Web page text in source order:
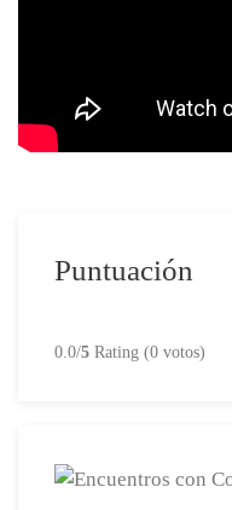
Puntuación
0.0/5 Rating (0 votos)